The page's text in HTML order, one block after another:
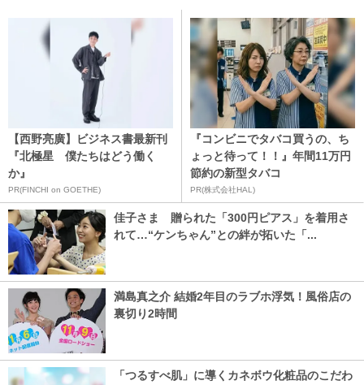
【西野亮廣】ビジネス書最新刊
『北極星 僕たちはどう働く
か』
PR(FINCHI on GOETHE)
『コンビニでタバコ買うの、ち
ょっと待って！！』年間11万円
節約の新型タバコ
PR(株式会社HAL)
佳子さま 贈られた「300円ピアス」を着用さ
れて…“ケンちゃん”との絆が拓いた「...
満島真之介 結婚2年目のラブホ浮気！風俗店の
裏切り2時間
「つるすべ肌」に導くカネボウ化粧品のこだわ